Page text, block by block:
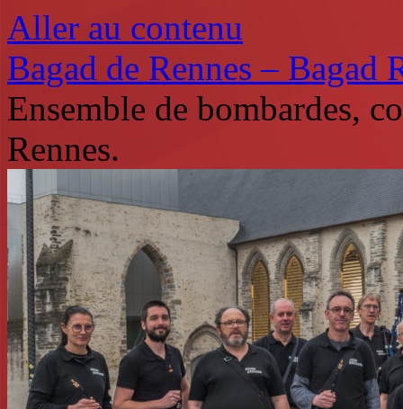
Aller au contenu
Bagad de Rennes – Bagad
Ensemble de bombardes,
Rennes.